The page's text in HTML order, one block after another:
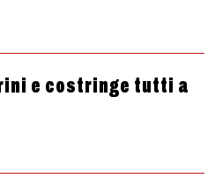
e costringe tutti a